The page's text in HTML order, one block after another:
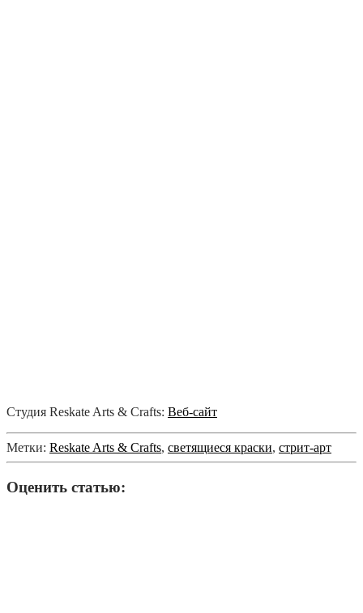
Студия Reskate Arts & Crafts: Веб-сайт
Метки: Reskate Arts & Crafts, светящиеся краски, стрит-арт
Оценить статью: